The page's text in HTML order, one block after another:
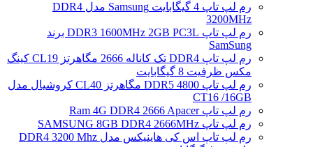
رم لپ تاپ 4 گیگابایت Samsung مدل DDR4
3200MHz
رم لپ تاپ DDR3 1600MHz 2GB PC3L برند
SamSung
رم لپ تاپ DDR4 تک کاناله 2666 مگاهرتز CL19 کینگ
مکس ظرفیت 8 گیگابایت
رم لپ تاپ DDR5 4800 مگاهرتز CL40 کروشیال مدل
CT16 /16GB
رم لپ تاپ Ram 4G DDR4 2666 Apacer
رم لپ تاپ SAMSUNG 8GB DDR4 2666MHz
رم لپ تاپ اس کی هاینیکس مدل DDR4 3200 Mhz